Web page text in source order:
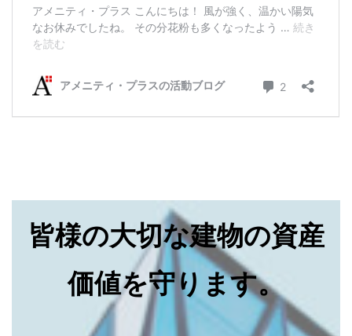
皆様の大切な建物の資産
価値を守ります。